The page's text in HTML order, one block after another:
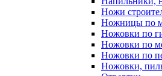
Ножи
Ножницы по
Ножовки по
Ножовки по
Ножовки по
Ножовки,